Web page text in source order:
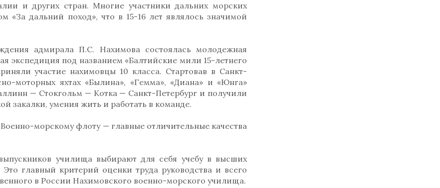
и других стран. Многие участники дальних морских
«За дальний поход», что в 15-16 лет являлось значимой
адмирала П.С. Нахимова состоялась молодежная
экспедиция под названием «Балтийские мили 15-летнего
участие нахимовцы 10 класса. Стартовав в Санкт-
моторных яхтах «Былина», «Гемма», «Диана» и «Юнга»
— Стокгольм — Котка — Санкт-Петербург и получили
закалки, умения жить и работать в команде.
морскому флоту — главные отличительные качества
училища выбирают для себя учебу в высших
главный критерий оценки труда руководства и всего
в России Нахимовского военно-морского училища.